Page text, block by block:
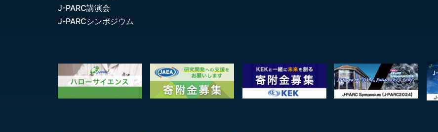
J-PARC講演会
J-PARCシンポジウム